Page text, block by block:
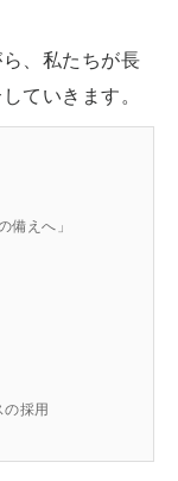
、私たちが長
ていきます。
備えへ」
採用